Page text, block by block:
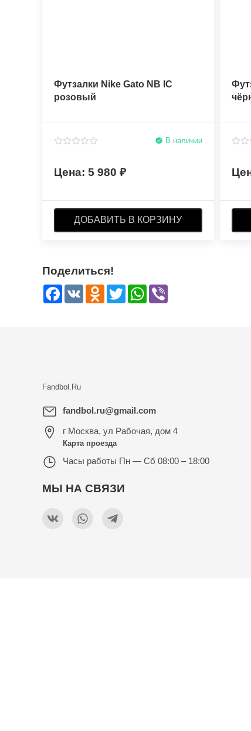
Футзалки Nike Gato NB IC
розовый
В наличии
5 980
ДОБАВИТЬ В КОРЗИНУ
Поделиться!
Facebook
VK Odnoklassniki
TwitterWhatsApp
Fandbol.Ru
fandbol.ru@gmail.com
г Москва, ул Рабочая, дом 4
Карта проезда
Часы работы Пн — Сб 08:00 – 18:00
МЫ НА СВЯЗИ